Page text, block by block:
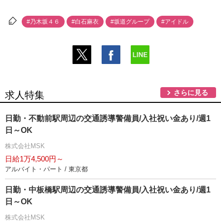
#乃木坂４６ #白石麻衣 #坂道グループ #アイドル
求人特集 さらに見る
日勤・不動前駅周辺の交通誘導警備員/入社祝い金あり/週1
日～OK
株式会社MSK
日給1万4,500円～
アルバイト・パート / 東京都
日勤・中板橋駅周辺の交通誘導警備員/入社祝い金あり/週1
日～OK
株式会社MSK